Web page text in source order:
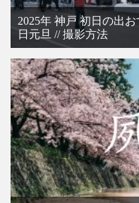
2025年 神戸 初日の出
日元旦 // 撮影方法